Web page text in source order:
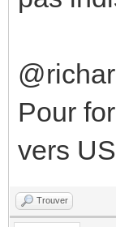
Pour
vers
Trouver